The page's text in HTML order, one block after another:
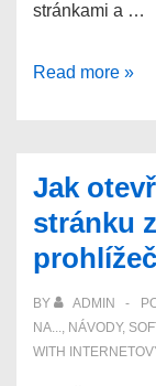
stránkami a …
Produktivnější
s
internetem
za
Firefoxu
Read more »
Jak
stránku
BY ADMIN
NA..., NÁVODY,
WITH